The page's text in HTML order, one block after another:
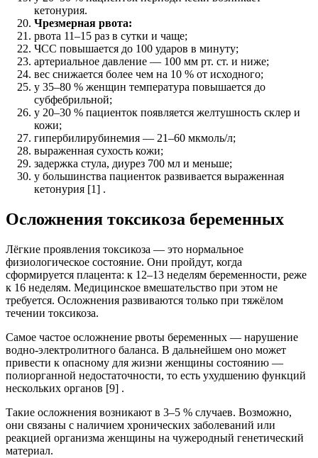
кетонурия.
Чрезмерная рвота:
рвота 11–15 раз в сутки и чаще;
ЧСС повышается до 100 ударов в минуту;
артериальное давление — 100 мм рт. ст. и ниже;
вес снижается более чем на 10 % от исходного;
у 35–80 % женщин температура повышается до
субфебрильной;
у 20–30 % пациенток появляется желтушность склер и
кожи;
гипербилирубинемия — 21–60 мкмоль/л;
выраженная сухость кожи;
задержка стула, диурез 700 мл и меньше;
у большинства пациенток развивается выраженная
кетонурия [1] .
Осложнения токсикоза беременных
Лёгкие проявления токсикоза — это нормальное
физиологическое состояние. Они пройдут, когда
сформируется плацента: к 12–13 неделям беременности, реже
к 16 неделям. Медицинское вмешательство при этом не
требуется. Осложнения развиваются только при тяжёлом
течении токсикоза.
Самое частое осложнение рвоты беременных — нарушение
водно-электролитного баланса. В дальнейшем оно может
привести к опасному для жизни женщины состоянию —
полиорганной недостаточности, то есть ухудшению функций
нескольких органов [9] .
Такие осложнения возникают в 3–5 % случаев. Возможно,
они связаны с наличием хронических заболеваний или
реакцией организма женщины на чужеродный генетический
материал.